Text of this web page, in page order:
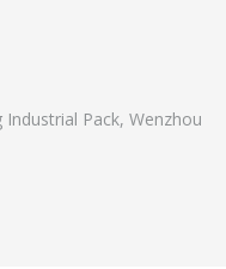
Pack, Wenzhou